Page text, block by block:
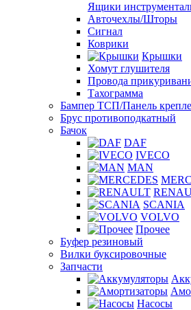
Ящики
Авточехлы/Шторы
Сигнал
Коврики
Крышки
Хомут глушителя
Провода
Тахограмма
Бампер ТСП/Панель
Брус противоподкатный
Бачок
DAF
IVECO
MAN
SCANIA
VOLVO
Прочее
Буфер резиновый
Вилки буксировочные
Запчасти
Насосы